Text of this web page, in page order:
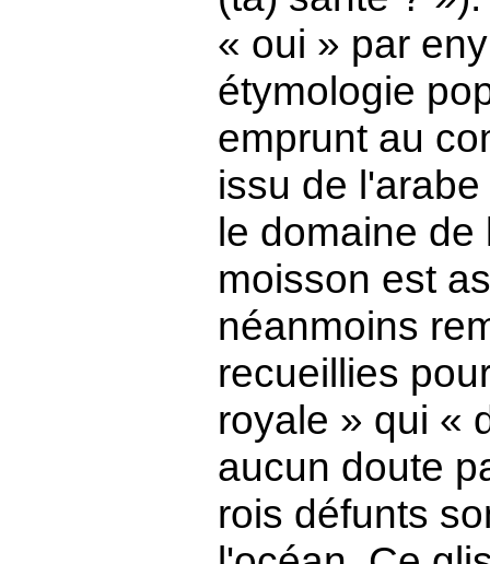
« oui » par
étymologie
emprunt au
issu de
le domaine de
moisson est
néanmoins
recueillies
royale » qui «
aucun doute
rois défunts